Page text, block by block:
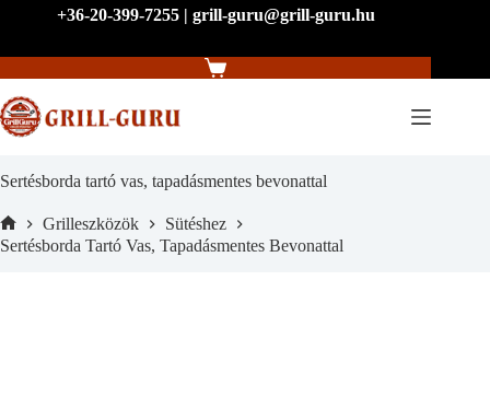
+36-20-399-7255 | grill-guru@grill-guru.hu
Shopping
Sertésborda tartó vas, tapadásmentes bevonattal
Home
Grilleszközök
Sütéshez
Sertésborda Tartó Vas, Tapadásmentes Bevonattal